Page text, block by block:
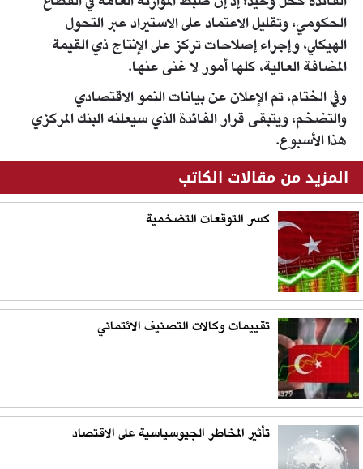
الحكومي، وتقليل الاعتماد على الاستيراد عبر التحول
الهيكلي، وإجراء إصلاحات تركز على الإنتاج ذي القيمة
المضافة العالية، كلها أمور لا غنى عنها.
وفي الختام، تم الإعلان عن بيانات النمو الاقتصادي
والتضخم، ويتبقى قرار الفائدة الذي سيعلنه البنك المركزي
هذا الأسبوع.
المزيد من مقالات الكاتب
كسر التوقعات التضخمية
تقييمات وكالات التصنيف الائتماني
تأثير المخاطر الجيوسياسية على الاقتصاد